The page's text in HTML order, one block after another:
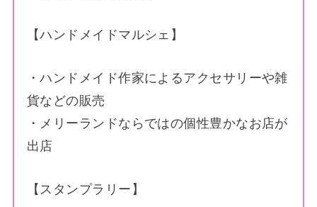
【ハンドメイドマルシェ】
・ハンドメイド作家によるアクセサリーや雑
貨などの販売
・メリーランドならではの個性豊かなお店が
出店
【スタンプラリー】